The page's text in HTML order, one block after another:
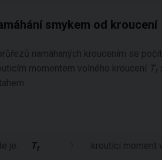
smykem od kroucení
namáhaných kroucením se
momentem volného kroucení T t
je: Tt kroutící moment